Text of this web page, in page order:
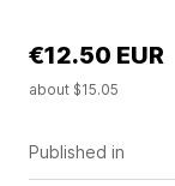
Published in
€12.50 EUR
about $15.05